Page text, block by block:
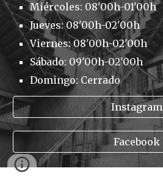
Miércoles: 08'00h-01'00h
Jueves: 08'00h-02'00h
Viernes: 08'00h-02'00h
Sábado: 09'00h-02'00h
Domingo: Cerrado
Instagram
Facebook